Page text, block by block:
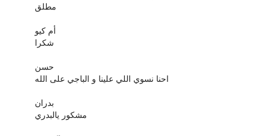
مطلق
أم كيو
شكرا
حسن
احنا نسوي اللي علينا و الباجي على الله
بدران
مشكور يالبدري